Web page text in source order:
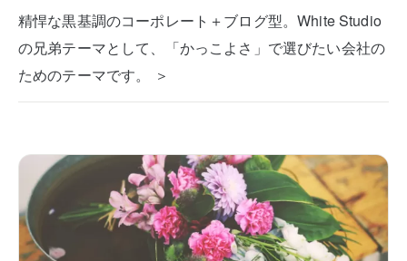
精悍な黒基調のコーポレート＋ブログ型。White Studio
の兄弟テーマとして、「かっこよさ」で選びたい会社の
ためのテーマです。 ＞